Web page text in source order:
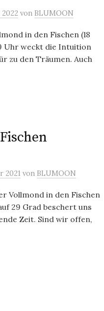
2022 von BLUMOON
in den Fischen (18
Uhr weckt die Intuition
zu den Träumen. Auch
2021 von BLUMOON
Vollmond in den Fischen
29 Grad beschert uns
Zeit. Sind wir offen,